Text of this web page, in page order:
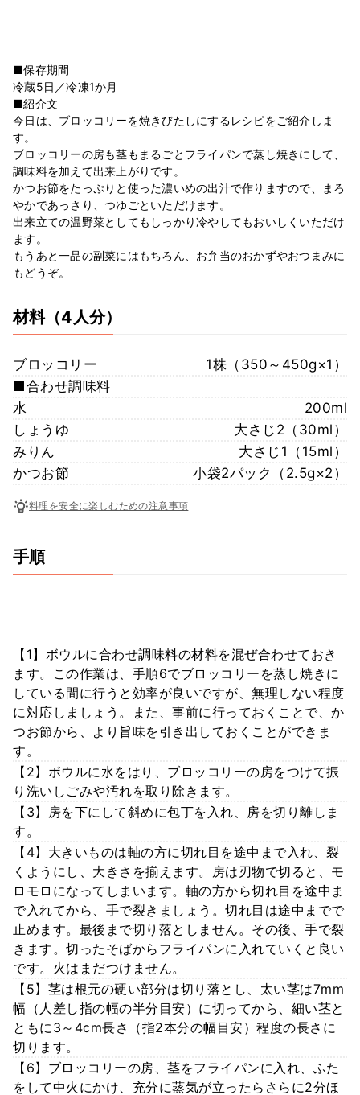
■保存期間
冷蔵5日／冷凍1か月
■紹介文
今日は、ブロッコリーを焼きびたしにするレシピをご紹介しま
す。
ブロッコリーの房も茎もまるごとフライパンで蒸し焼きにして、
調味料を加えて出来上がりです。
かつお節をたっぷりと使った濃いめの出汁で作りますので、まろ
やかであっさり、つゆごといただけます。
出来立ての温野菜としてもしっかり冷やしてもおいしくいただけ
ます。
もうあと一品の副菜にはもちろん、お弁当のおかずやおつまみに
もどうぞ。
材料（4人分）
ブロッコリー
1株（350～450g×1）
■合わせ調味料
水
200ml
しょうゆ
大さじ2（30ml）
みりん
大さじ1（15ml）
かつお節
小袋2パック（2.5g×2）
料理を安全に楽しむための注意事項
手順
【1】ボウルに合わせ調味料の材料を混ぜ合わせておき
ます。この作業は、手順6でブロッコリーを蒸し焼きに
している間に行うと効率が良いですが、無理しない程度
に対応しましょう。また、事前に行っておくことで、か
つお節から、より旨味を引き出しておくことができま
す。
【2】ボウルに水をはり、ブロッコリーの房をつけて振
り洗いしごみや汚れを取り除きます。
【3】房を下にして斜めに包丁を入れ、房を切り離しま
す。
【4】大きいものは軸の方に切れ目を途中まで入れ、裂
くようにし、大きさを揃えます。房は刃物で切ると、モ
ロモロになってしまいます。軸の方から切れ目を途中ま
で入れてから、手で裂きましょう。切れ目は途中までで
止めます。最後まで切り落としません。その後、手で裂
きます。切ったそばからフライパンに入れていくと良い
です。火はまだつけません。
【5】茎は根元の硬い部分は切り落とし、太い茎は7mm
幅（人差し指の幅の半分目安）に切ってから、細い茎と
ともに3～4cm長さ（指2本分の幅目安）程度の長さに
切ります。
【6】ブロッコリーの房、茎をフライパンに入れ、ふた
をして中火にかけ、充分に蒸気が立ったらさらに2分ほ